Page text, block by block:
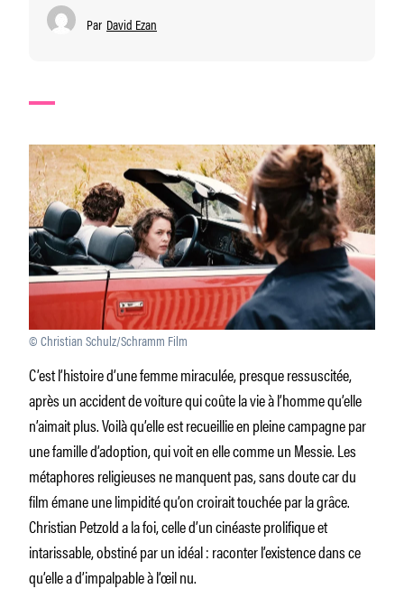
Par David Ezan
© Christian Schulz/Schramm Film
C’est l’histoire d’une femme miraculée, presque ressuscitée,
après un accident de voiture qui coûte la vie à l’homme qu’elle
n’aimait plus. Voilà qu’elle est recueillie en pleine campagne par
une famille d’adoption, qui voit en elle comme un Messie. Les
métaphores religieuses ne manquent pas, sans doute car du
film émane une limpidité qu’on croirait touchée par la grâce.
Christian Petzold a la foi, celle d’un cinéaste prolifique et
intarissable, obstiné par un idéal : raconter l’existence dans ce
qu’elle a d’impalpable à l’œil nu.